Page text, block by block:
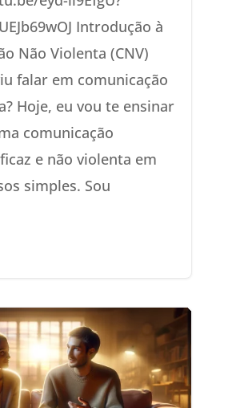
Introdução à
Não Violenta (CNV)
falar em comunicação
Hoje, eu vou te ensinar
comunicação
e não violenta em
simples. Sou